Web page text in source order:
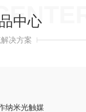
中心
决方案
纳米光触媒